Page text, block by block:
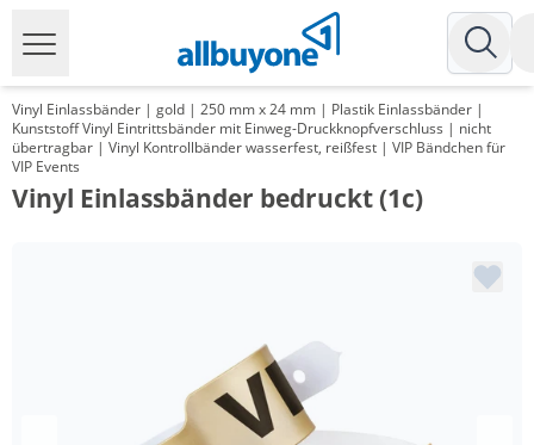
Vinyl Einlassbänder | gold | 250 mm x 24 mm | Plastik Einlassbänder |
Kunststoff Vinyl Eintrittsbänder mit Einweg-Druckknopfverschluss | nicht
übertragbar | Vinyl Kontrollbänder wasserfest, reißfest | VIP Bändchen für
VIP Events
Vinyl Einlassbänder bedruckt (1c)
Preis